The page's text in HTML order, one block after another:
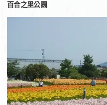
百合之里公園